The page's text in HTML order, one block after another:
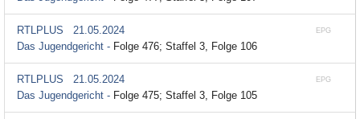
EPG
RTLPLUS
21.05.2024
Das Jugendgericht - Folge 476; Staffel 3, Folge 106
EPG
RTLPLUS
21.05.2024
Das Jugendgericht - Folge 475; Staffel 3, Folge 105